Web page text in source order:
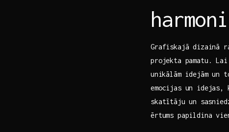
Grafiskajā dizainā
projekta pamatu.
⁢unikālām idejām un
emocijas un idejas,
skatītāju⁤ un
ērtums papildina